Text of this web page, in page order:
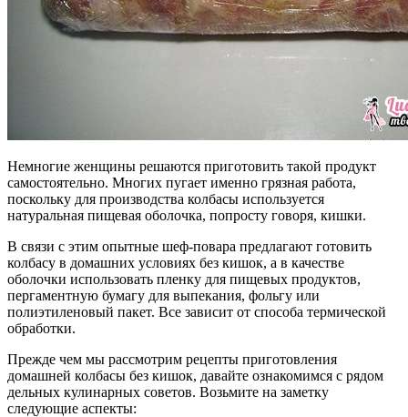
Немногие женщины решаются приготовить такой продукт
самостоятельно. Многих пугает именно грязная работа,
поскольку для производства колбасы используется
натуральная пищевая оболочка, попросту говоря, кишки.
В связи с этим опытные шеф-повара предлагают готовить
колбасу в домашних условиях без кишок, а в качестве
оболочки использовать пленку для пищевых продуктов,
пергаментную бумагу для выпекания, фольгу или
полиэтиленовый пакет. Все зависит от способа термической
обработки.
Прежде чем мы рассмотрим рецепты приготовления
домашней колбасы без кишок, давайте ознакомимся с рядом
дельных кулинарных советов. Возьмите на заметку
следующие аспекты: